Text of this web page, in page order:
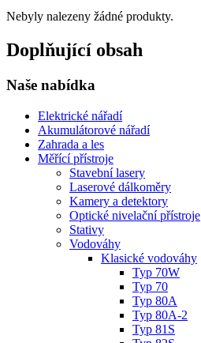
Nebyly nalezeny žádné produkty.
Doplňující obsah
Naše nabídka
Elektrické nářadí
Akumulátorové nářadí
Zahrada a les
Měřící přístroje
Stavební lasery
Laserové dálkoměry
Kamery a detektory
Optické nivelační přístroje
Stativy
Vodováhy
Klasické vodováhy
Typ 70W
Typ 70
Typ 80A
Typ 80A-2
Typ 81S